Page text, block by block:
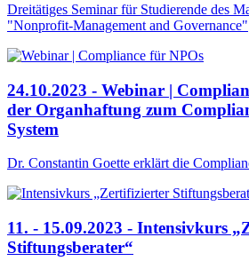
Dreitätiges Seminar für Studierende des
"Nonprofit-Management and Governance"
24.10.2023 - Webinar |
der Organhaftung zum
System
Dr. Constantin Goette erklärt die
11. - 15.09.2023 - Intensivkurs
Stiftungsberater“